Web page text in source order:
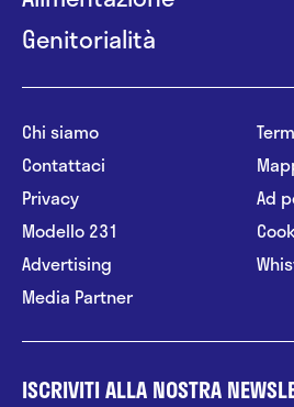
Genitorialità
Chi siamo
Contattaci
Privacy
Modello 231
Advertising
Media Partner
Ad
ISCRIVITI ALLA NOSTRA